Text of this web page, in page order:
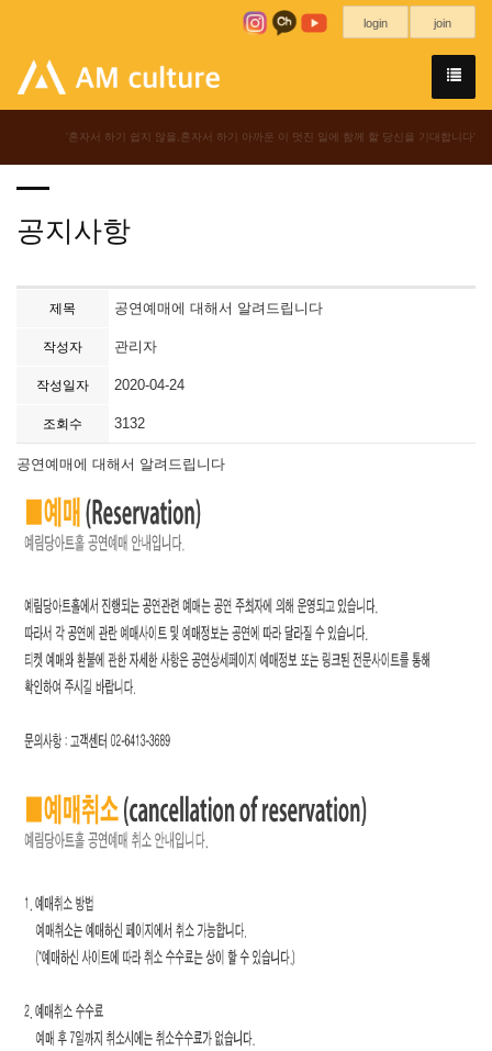
login join
'혼자서 하기 쉽지 않을,혼자서 하기 아까운 이 멋진 일에 함께 할 당신을 기대합니다'
공지사항
제목 공연예매에 대해서 알려드립니다
작성자 관리자
작성일자 2020-04-24
조회수 3132
공연예매에 대해서 알려드립니다